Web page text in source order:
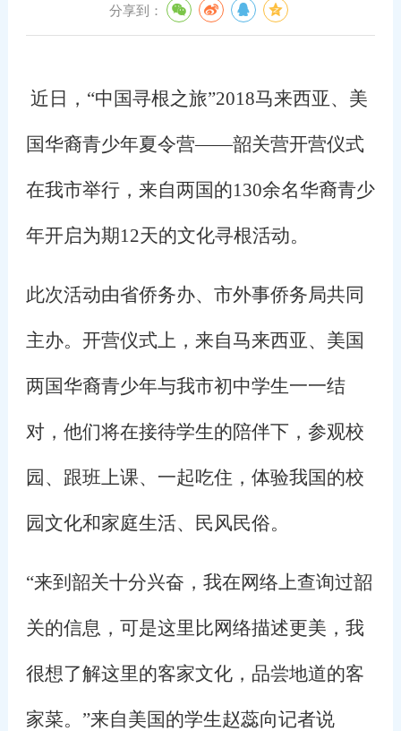
分享到：
近日，“中国寻根之旅”2018马来西亚、美
国华裔青少年夏令营——韶关营开营仪式
在我市举行，来自两国的130余名华裔青少
年开启为期12天的文化寻根活动。
此次活动由省侨务办、市外事侨务局共同
主办。开营仪式上，来自马来西亚、美国
两国华裔青少年与我市初中学生一一结
对，他们将在接待学生的陪伴下，参观校
园、跟班上课、一起吃住，体验我国的校
园文化和家庭生活、民风民俗。
“来到韶关十分兴奋，我在网络上查询过韶
关的信息，可是这里比网络描述更美，我
很想了解这里的客家文化，品尝地道的客
家菜。”来自美国的学生赵蕊向记者说